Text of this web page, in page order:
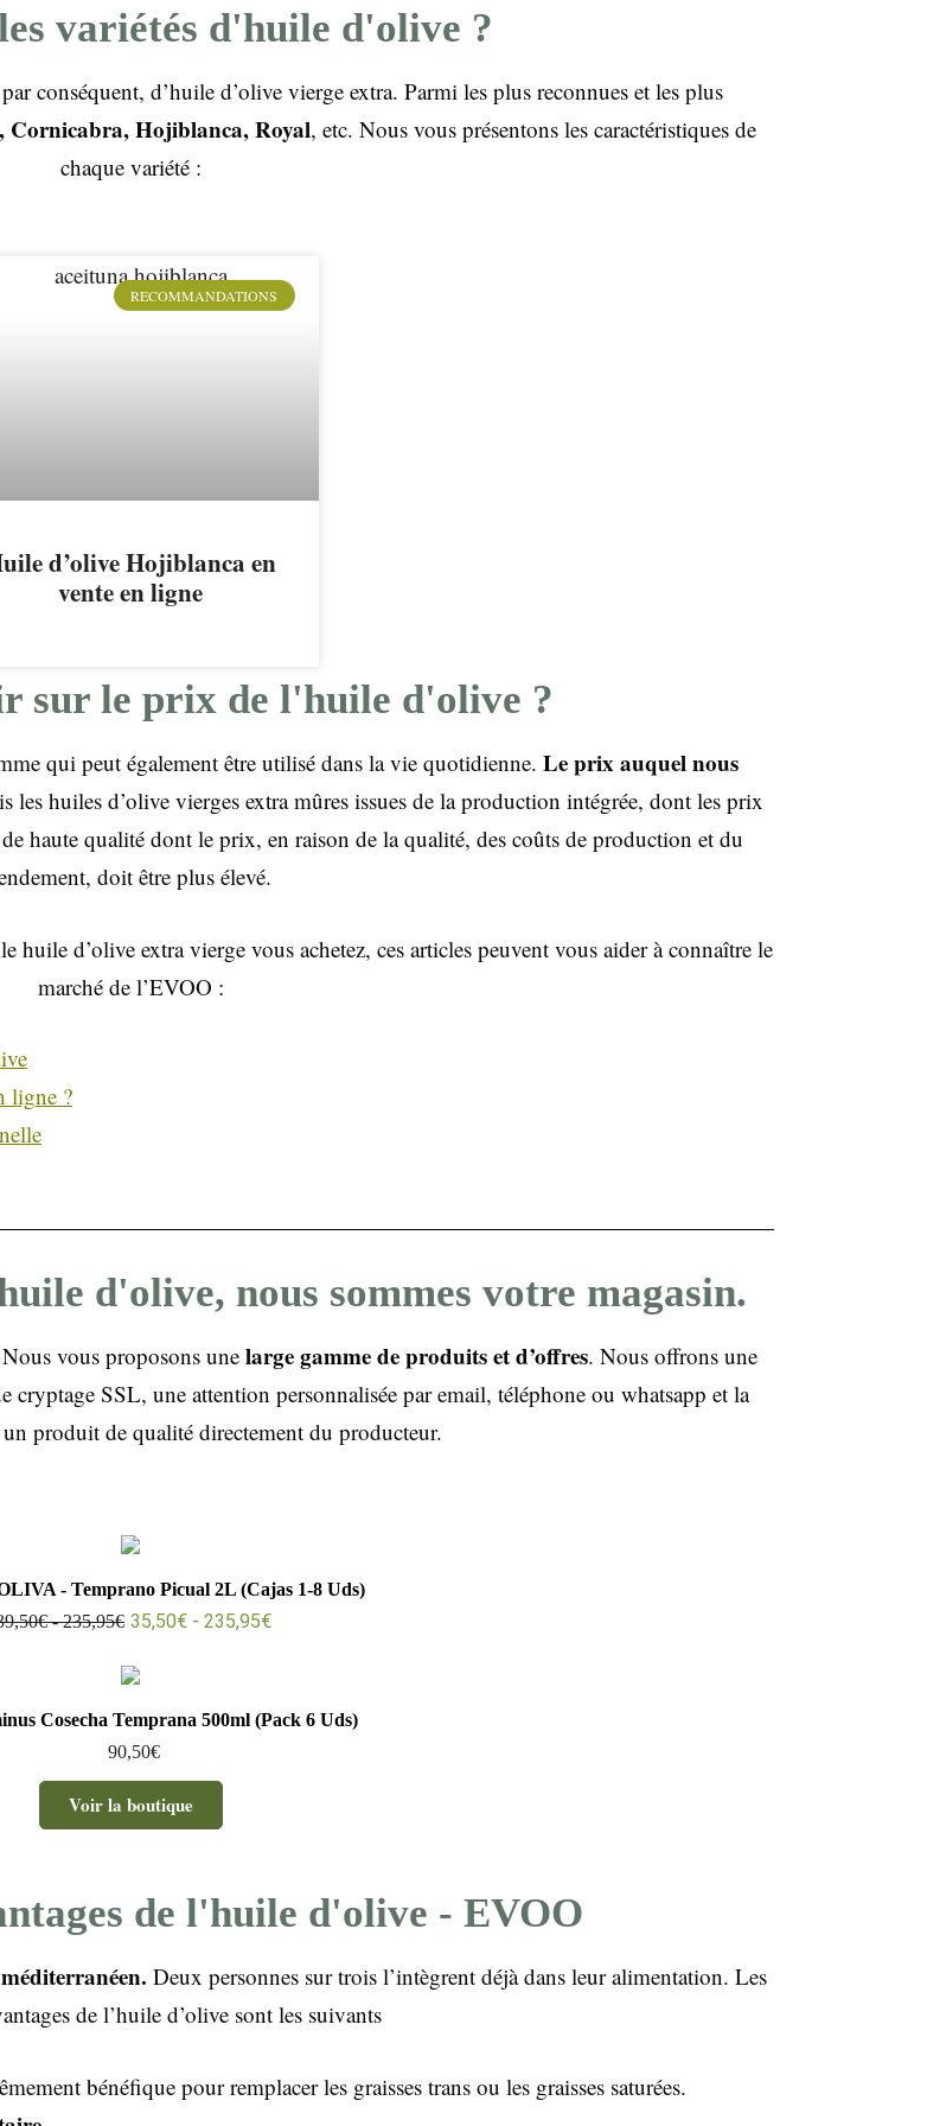
variétés d'huile d'olive ?
conséquent, d’huile d’olive vierge extra. Parmi les plus reconnues et les plus
Cornicabra, Hojiblanca, Royal, etc. Nous vous présentons les caractéristiques de
chaque variété :
RECOMMANDATIONS
d’olive Hojiblanca en
vente en ligne
sur le prix de l'huile d'olive ?
qui peut également être utilisé dans la vie quotidienne. Le prix auquel nous
les huiles d’olive vierges extra mûres issues de la production intégrée, dont les prix
haute qualité dont le prix, en raison de la qualité, des coûts de production et du
doit être plus élevé.
huile d’olive extra vierge vous achetez, ces articles peuvent vous aider à connaître le
marché de l’EVOO :
ligne ?
d'olive, nous sommes votre magasin.
vous proposons une large gamme de produits et d’offres. Nous offrons une
cryptage SSL, une attention personnalisée par email, téléphone ou whatsapp et la
un produit de qualité directement du producteur.
- Temprano Picual 2L (Cajas 1-8 Uds)
€-235,95€ 35,50€ - 235,95€
Cosecha Temprana 500ml (Pack 6 Uds)
90,50€
Voir la boutique
de l'huile d'olive - EVOO
Deux personnes sur trois l’intègrent déjà dans leur alimentation. Les
de l’huile d’olive sont les suivants
bénéfique pour remplacer les graisses trans ou les graisses saturées.